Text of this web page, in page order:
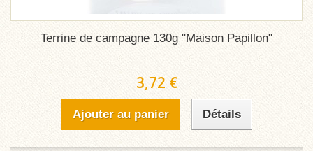
Terrine de campagne 130g "Maison Papillon"
3,72 €
Ajouter au panier Détails